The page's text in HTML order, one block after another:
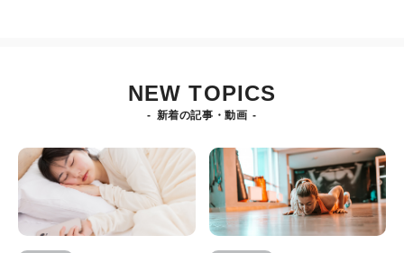
NEW TOPICS
新着の記事・動画